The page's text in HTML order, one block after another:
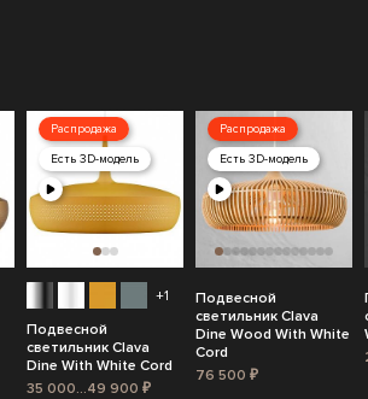
Распродажа
Есть 3D-модель
+1
Подвесной
светильник Clava
Dine With White Cord
35 000...49 900 ₽
Распродажа
Есть 3D-модель
Подвесной
светильник Clava
Dine Wood With White
Cord
76 500 ₽